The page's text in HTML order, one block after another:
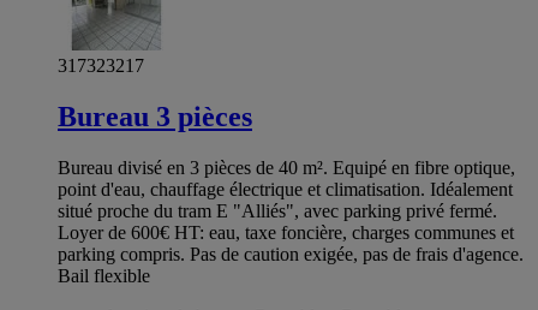
317323217
Bureau 3 pièces
Bureau divisé en 3 pièces de 40 m². Equipé en fibre optique,
point d'eau, chauffage électrique et climatisation. Idéalement
situé proche du tram E "Alliés", avec parking privé fermé.
Loyer de 600€ HT: eau, taxe foncière, charges communes et
parking compris. Pas de caution exigée, pas de frais d'agence.
Bail flexible